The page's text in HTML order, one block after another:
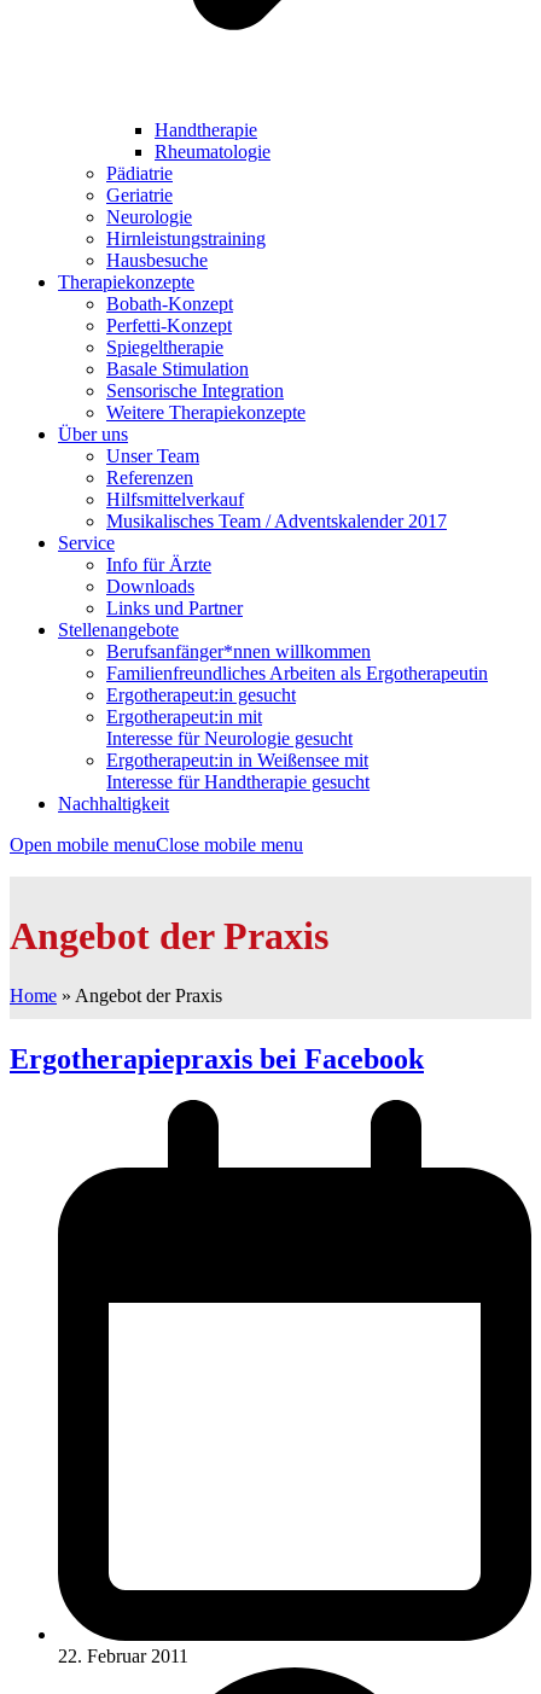
Handtherapie
Rheumatologie
Pädiatrie
Geriatrie
Neurologie
Hirnleistungstraining
Hausbesuche
Therapiekonzepte
Bobath-Konzept
Perfetti-Konzept
Spiegeltherapie
Basale Stimulation
Sensorische Integration
Weitere Therapiekonzepte
Über uns
Unser Team
Referenzen
Hilfsmittelverkauf
Musikalisches Team / Adventskalender 2017
Service
Info für Ärzte
Downloads
Links und Partner
Stellenangebote
Berufsanfänger*nnen willkommen
Familienfreundliches Arbeiten als Ergotherapeutin
Ergotherapeut:in gesucht
Ergotherapeut:in mit
Interesse für Neurologie gesucht
Ergotherapeut:in in Weißensee mit
Interesse für Handtherapie gesucht
Nachhaltigkeit
Open mobile menuClose mobile menu
Angebot der Praxis
Home » Angebot der Praxis
Ergotherapiepraxis bei Facebook
22. Februar 2011